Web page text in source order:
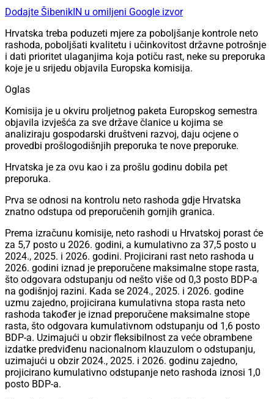
Dodajte ŠibenikIN u omiljeni Google izvor
Hrvatska treba poduzeti mjere za poboljšanje kontrole neto
rashoda, poboljšati kvalitetu i učinkovitost državne potrošnje
i dati prioritet ulaganjima koja potiču rast, neke su preporuka
koje je u srijedu objavila Europska komisija.
Oglas
Komisija je u okviru proljetnog paketa Europskog semestra
objavila izvješća za sve države članice u kojima se
analiziraju gospodarski društveni razvoj, daju ocjene o
provedbi prošlogodišnjih preporuka te nove preporuke.
Hrvatska je za ovu kao i za prošlu godinu dobila pet
preporuka.
Prva se odnosi na kontrolu neto rashoda gdje Hrvatska
znatno odstupa od preporučenih gornjih granica.
Prema izračunu komisije, neto rashodi u Hrvatskoj porast će
za 5,7 posto u 2026. godini, a kumulativno za 37,5 posto u
2024., 2025. i 2026. godini. Projicirani rast neto rashoda u
2026. godini iznad je preporučene maksimalne stope rasta,
što odgovara odstupanju od nešto više od 0,3 posto BDP-a
na godišnjoj razini. Kada se 2024., 2025. i 2026. godine
uzmu zajedno, projicirana kumulativna stopa rasta neto
rashoda također je iznad preporučene maksimalne stope
rasta, što odgovara kumulativnom odstupanju od 1,6 posto
BDP-a. Uzimajući u obzir fleksibilnost za veće obrambene
izdatke predviđenu nacionalnom klauzulom o odstupanju,
uzimajući u obzir 2024., 2025. i 2026. godinu zajedno,
projicirano kumulativno odstupanje neto rashoda iznosi 1,0
posto BDP-a.